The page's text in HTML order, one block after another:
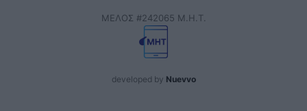
ΜΕΛΟΣ #242065 Μ.Η.Τ.
developed by Nuevvo